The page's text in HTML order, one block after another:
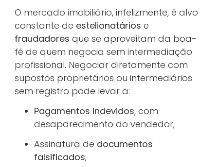
O mercado imobiliário, infelizmente, é alvo
constante de estelionatários e
fraudadores que se aproveitam da boa-
fé de quem negocia sem intermediação
profissional. Negociar diretamente com
supostos proprietários ou intermediários
sem registro pode levar a:
Pagamentos indevidos, com
desaparecimento do vendedor;
Assinatura de documentos
falsificados;